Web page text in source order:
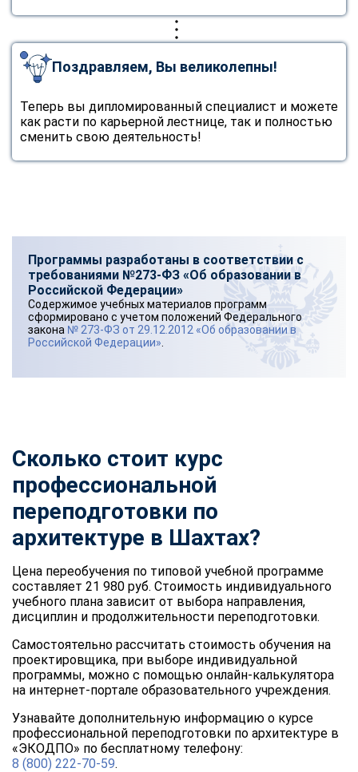
Поздравляем, Вы великолепны!
Теперь вы дипломированный специалист и можете
как расти по карьерной лестнице, так и полностью
сменить свою деятельность!
Программы разработаны в соответствии с
требованиями №273-ФЗ «Об образовании в
Российской Федерации»
Содержимое учебных материалов программ
сформировано с учетом положений Федерального
закона № 273-ФЗ от 29.12.2012 «Об образовании в
Российской Федерации»
Сколько стоит курс
профессиональной
переподготовки по
архитектуре в Шахтах?
Цена переобучения по типовой учебной программе
составляет 21 980 руб. Стоимость индивидуального
учебного плана зависит от выбора направления,
дисциплин и продолжительности переподготовки.
Самостоятельно рассчитать стоимость обучения на
проектировщика, при выборе индивидуальной
программы, можно с помощью онлайн-калькулятора
на интернет-портале образовательного учреждения.
Узнавайте дополнительную информацию о курсе
профессиональной переподготовки по архитектуре в
«ЭКОДПО» по бесплатному телефону:
8 (800) 222-70-59.